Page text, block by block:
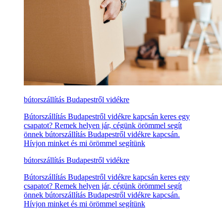
bútorszállítás Budapestről vidékre
Bútorszállítás Budapestről vidékre kapcsán keres egy
csapatot? Remek helyen jár, cégünk örömmel segít
önnek bútorszállítás Budapestről vidékre kapcsán.
Hívjon minket és mi örömmel segítünk
bútorszállítás Budapestről vidékre
Bútorszállítás Budapestről vidékre kapcsán keres egy
csapatot? Remek helyen jár, cégünk örömmel segít
önnek bútorszállítás Budapestről vidékre kapcsán.
Hívjon minket és mi örömmel segítünk